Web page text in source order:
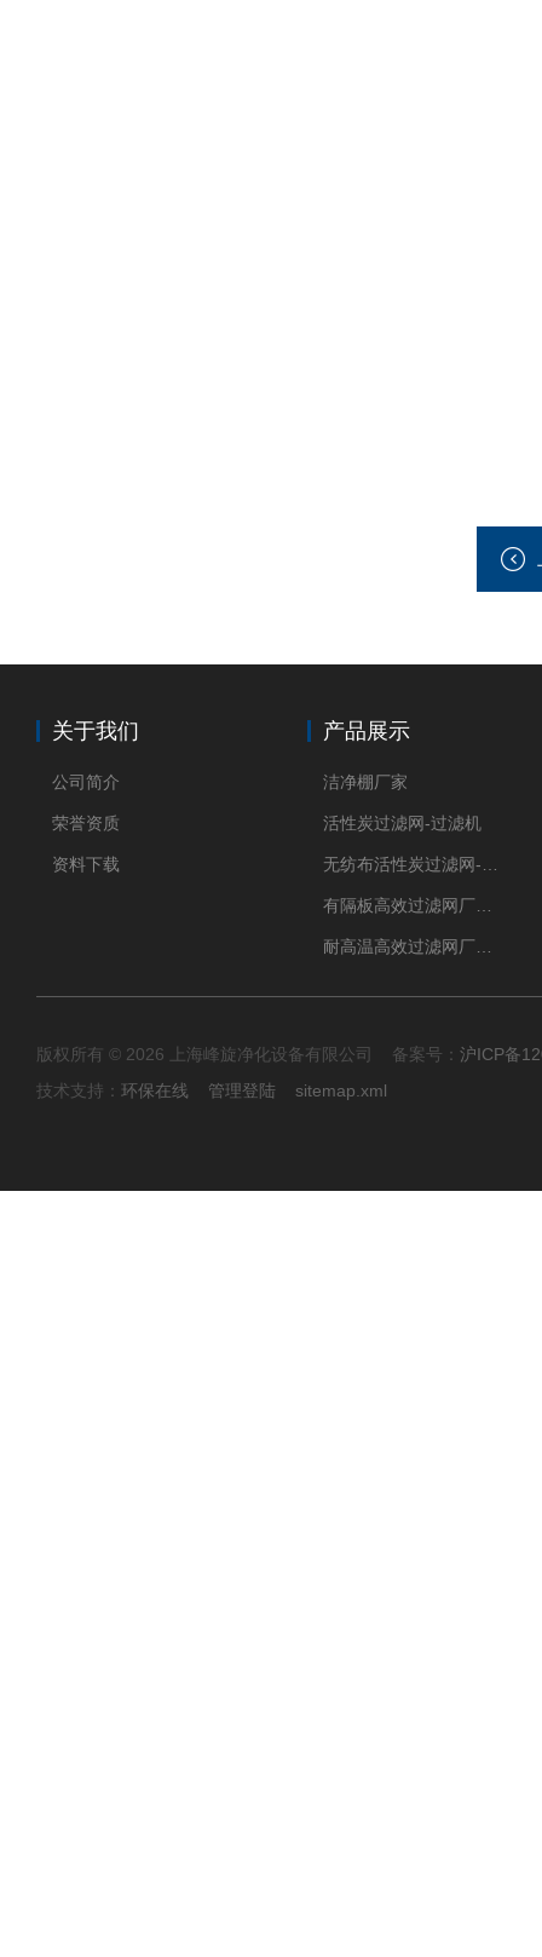
关于我们
公司简介
荣誉资质
资料下载
产品展示
洁净棚厂家
活性炭过滤网-过滤机
版权所有 © 2026 上海峰旋净化设备有限公司 备案号： 沪ICP备
技术支持： 环保在线 管理登陆 sitemap.xml